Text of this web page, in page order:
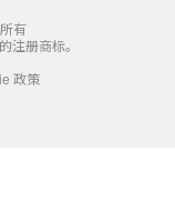
有
注册商标。
政策